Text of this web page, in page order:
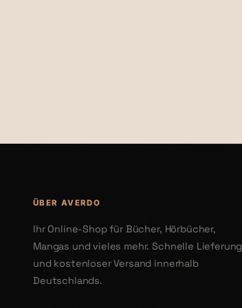
ÜBER AVERDO
Ihr Online-Shop für Bücher, Hörbücher,
Mangas und vieles mehr. Schnelle Lieferung
und kostenloser Versand innerhalb
Deutschlands.